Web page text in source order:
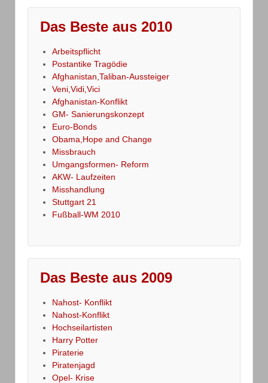
Das Beste aus 2010
Arbeitspflicht
Postantike Tragödie
Afghanistan,Taliban-Aussteiger
Veni,Vidi,Vici
Afghanistan-Konflikt
GM- Sanierungskonzept
Euro-Bonds
Obama,Hope and Change
Missbrauch
Umgangsformen- Reform
AKW- Laufzeiten
Misshandlung
Stuttgart 21
Fußball-WM 2010
Das Beste aus 2009
Nahost- Konflikt
Nahost-Konflikt
Hochseilartisten
Harry Potter
Piraterie
Piratenjagd
Opel- Krise